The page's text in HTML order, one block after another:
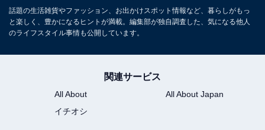
話題の生活雑貨やファッション、お出かけスポット情報など、暮らしがもっ
と楽しく、豊かになるヒントが満載。編集部が独自調査した、気になる他人
のライフスタイル事情も公開しています。
関連サービス
All About
All About Japan
イチオシ